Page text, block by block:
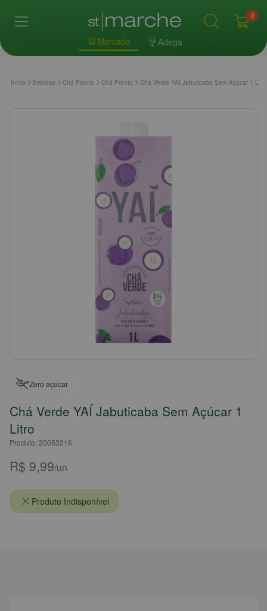
Mercado Adega
0
Início Bebidas Chá Pronto Chá Pronto Chá Verde YAÍ Jabuticaba Sem Açúcar 1 Litro
Zero açúcar
Chá Verde YAÍ Jabuticaba Sem Açúcar 1
Litro
Produto: 20053216
R$ 9,99/un
Produto Indisponível